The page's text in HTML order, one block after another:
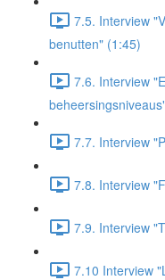
7.5. Interview
benutten" (1:45)
7.6. Interview
7.7. Interview
7.8. Interview
7.9. Interview
7.10 Interview